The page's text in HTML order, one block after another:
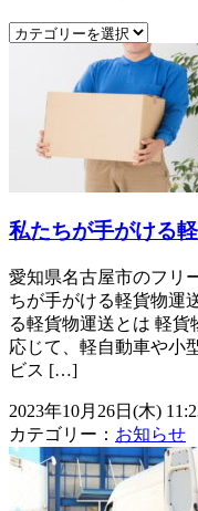
私たちが手がける
愛知県名古屋市のフリ
ちが手がける軽貨物運
る軽貨物運送とは 軽
応じて、軽自動車や小
ビス […]
2023年10月26日(木)
カテゴリー： お知らせ